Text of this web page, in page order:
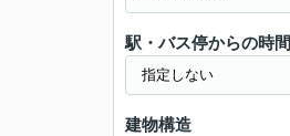
駅・バス停からの時間
建物構造